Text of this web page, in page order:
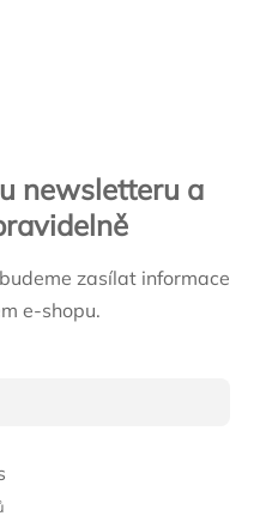
newsletteru a
zasílat informace
e-shopu.